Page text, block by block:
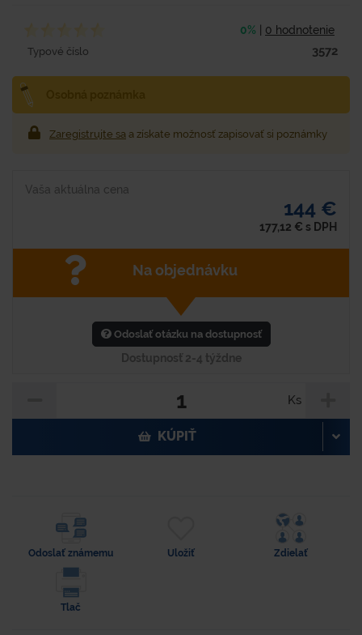
0% 0 hodnotenie
Typové číslo 3572
Zaregistrujte sa a získate možnosť zapisovať si poznámky
Vaša aktuálna cena
144 €
177,12 € s DPH
Na objednávku
Odoslať otázku na dostupnosť
Dostupnosť 2-4 týždne
Ks
KÚPIŤ
Odoslať známemu Uložiť Zdielať
Tlač